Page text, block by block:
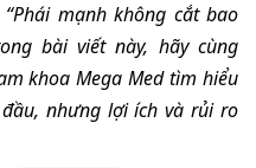
“Phái mạnh không cắt bao
bài viết này, hãy cùng
khoa Mega Med tìm hiểu
nhưng lợi ích và rủi ro